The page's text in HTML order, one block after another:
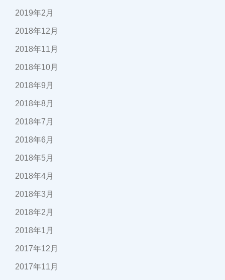
2019年2月
2018年12月
2018年11月
2018年10月
2018年9月
2018年8月
2018年7月
2018年6月
2018年5月
2018年4月
2018年3月
2018年2月
2018年1月
2017年12月
2017年11月